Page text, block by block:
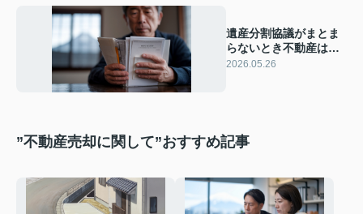
遺産分割協議がまとま
らないとき不動産はど
う守る？富士市で売却
2026.05.26
”不動産売却に関して”おすすめ記事